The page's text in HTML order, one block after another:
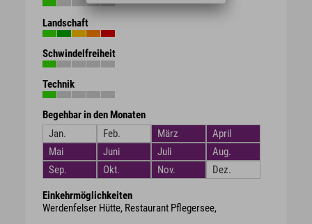
Landschaft
Schwindelfreiheit
Technik
Begehbar in den Monaten
Jan.
Feb. März
April
Mai
Juni Juli
Aug.
Sep.
Okt. Nov. Dez.
Einkehrmöglichkeiten
Werdenfelser Hütte, Restaurant Pflegersee,